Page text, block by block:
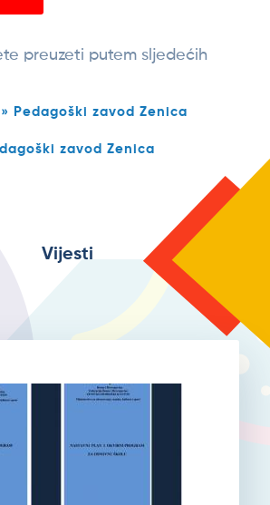
preuzeti putem sljedećih
Pedagoški zavod Zenica
zavod Zenica
Vijesti